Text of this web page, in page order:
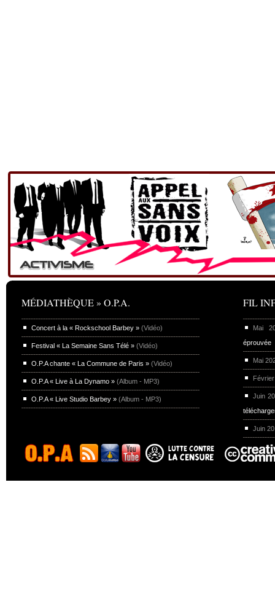
MÉDIATHÈQUE » O.P.A.
Concert à la « Rockschool Barbey » (Vidéo)
Festival « La Semaine Sans Télé » (Vidéo)
O.P.A chante « La Commune de Paris » (Vidéo)
O.P.A « Live à La Dynamo » (Album - MP3)
O.P.A « Live Studio Barbey » (Album - MP3)
FIL
Mai
éprouvée
Mai
Juin
Juin